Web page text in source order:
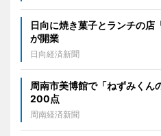
日向に焼き菓子とランチの
が開業
日向経済新聞
周南市美博館で「ねずみく
200点
周南経済新聞